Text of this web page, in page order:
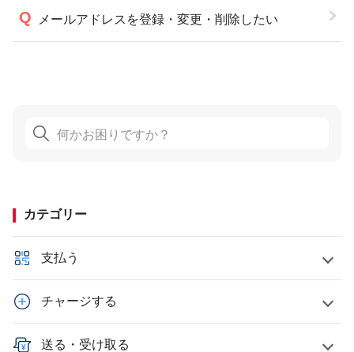
メールアドレスを登録・変更・削除したい
カテゴリー
支払う
チャージする
送る・受け取る